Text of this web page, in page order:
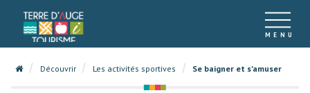
Découvrir Les activités sportives Se baigner et s'amuser